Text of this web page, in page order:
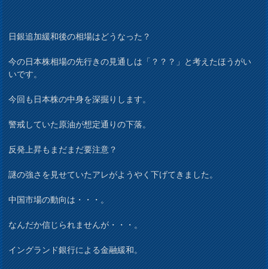
日銀追加緩和後の相場はどうなった？
今の日本株相場の先行きの見通しは「？？？」と考えたほうがい
いです。
今回も日本株の中身を深掘りします。
警戒していた原油が想定通りの下落。
反発上昇もまだまだ要注意？
謎の強さを見せていたアレがようやく下げてきました。
中国市場の動向は・・・。
なんだか信じられませんが・・・。
イングランド銀行による金融緩和。